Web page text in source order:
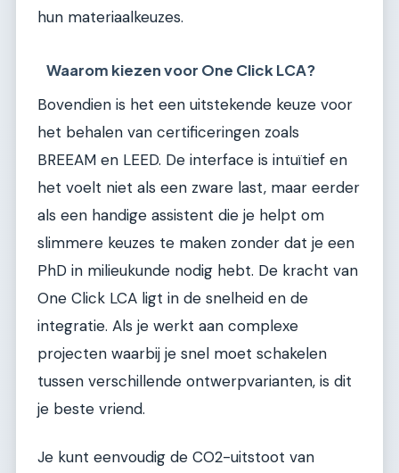
hun materiaalkeuzes.
Waarom kiezen voor One Click LCA?
Bovendien is het een uitstekende keuze voor
het behalen van certificeringen zoals
BREEAM en LEED. De interface is intuïtief en
het voelt niet als een zware last, maar eerder
als een handige assistent die je helpt om
slimmere keuzes te maken zonder dat je een
PhD in milieukunde nodig hebt. De kracht van
One Click LCA ligt in de snelheid en de
integratie. Als je werkt aan complexe
projecten waarbij je snel moet schakelen
tussen verschillende ontwerpvarianten, is dit
je beste vriend.
Je kunt eenvoudig de CO2-uitstoot van